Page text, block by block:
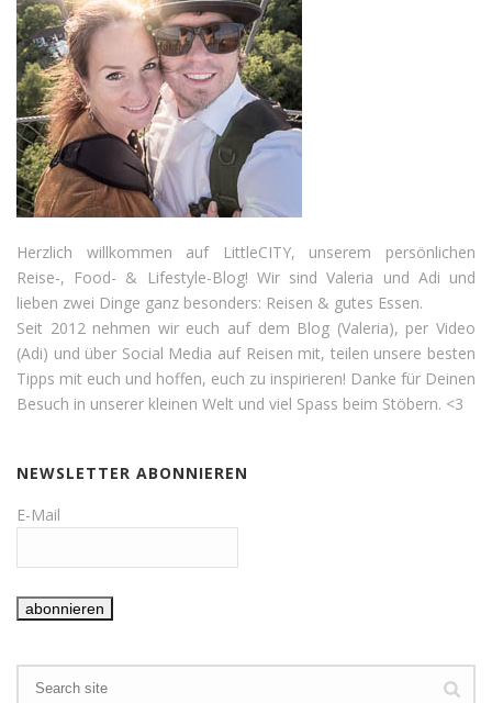
Herzlich willkommen auf LittleCITY, unserem persönlichen
Reise-, Food- & Lifestyle-Blog! Wir sind Valeria und Adi und
lieben zwei Dinge ganz besonders: Reisen & gutes Essen.
Seit 2012 nehmen wir euch auf dem Blog (Valeria), per Video
(Adi) und über Social Media auf Reisen mit, teilen unsere besten
Tipps mit euch und hoffen, euch zu inspirieren! Danke für Deinen
Besuch in unserer kleinen Welt und viel Spass beim Stöbern. <3
NEWSLETTER ABONNIEREN
E-Mail